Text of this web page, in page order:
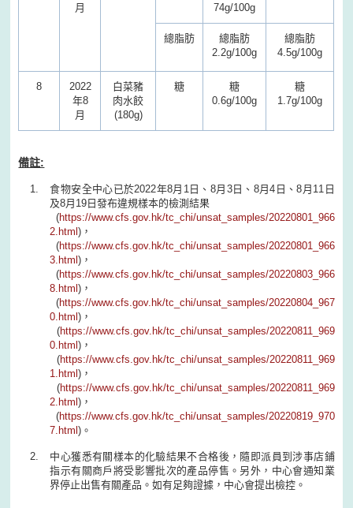
月
74g/100g
總脂肪
總脂肪
2.2g/100g
總脂肪
4.5g/100g
8
2022
年8
月
白菜豬
肉水餃
(180g)
糖
糖
0.6g/100g
糖
1.7g/100g
備註:
食物安全中心已於2022年8月1日、8月3日、8月4日、8月11日
及8月19日發布違規樣本的檢測結果
(https://www.cfs.gov.hk/tc_chi/unsat_samples/20220801_966
2.html)，
(https://www.cfs.gov.hk/tc_chi/unsat_samples/20220801_966
3.html)，
(https://www.cfs.gov.hk/tc_chi/unsat_samples/20220803_966
8.html)，
(https://www.cfs.gov.hk/tc_chi/unsat_samples/20220804_967
0.html)，
(https://www.cfs.gov.hk/tc_chi/unsat_samples/20220811_969
0.html)，
(https://www.cfs.gov.hk/tc_chi/unsat_samples/20220811_969
1.html)，
(https://www.cfs.gov.hk/tc_chi/unsat_samples/20220811_969
2.html)，
(https://www.cfs.gov.hk/tc_chi/unsat_samples/20220819_970
7.html)。
中心獲悉有關樣本的化驗結果不合格後，隨即派員到涉事店鋪
指示有關商戶將受影響批次的產品停售。另外，中心會通知業
界停止出售有關產品。如有足夠證據，中心會提出檢控。